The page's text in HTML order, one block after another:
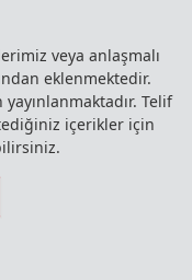
veya anlaşmalı
eklenmektedir.
Telif
içerikler için